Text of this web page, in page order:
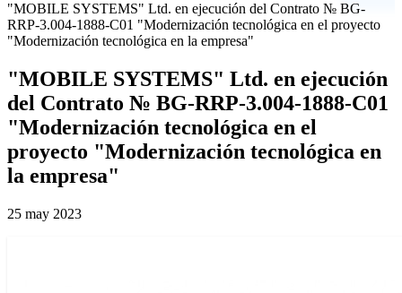
"MOBILE SYSTEMS" Ltd. en ejecución del Contrato № BG-
RRP-3.004-1888-C01 "Modernización tecnológica en el proyecto
"Modernización tecnológica en la empresa"
"MOBILE SYSTEMS" Ltd. en ejecución
del Contrato № BG-RRP-3.004-1888-C01
"Modernización tecnológica en el
proyecto "Modernización tecnológica en
la empresa"
25 may 2023